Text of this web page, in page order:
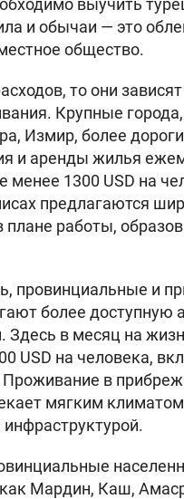
и обычаи — это
общество.
то они
Крупные
Измир, более
и аренды жилья
менее 1300 USD на
предлагаются
работы,
провинциальные и
более доступную
Здесь в месяц на
USD на человека,
Проживание в
мягким
инфраструктурой.
Мардин, Каш,